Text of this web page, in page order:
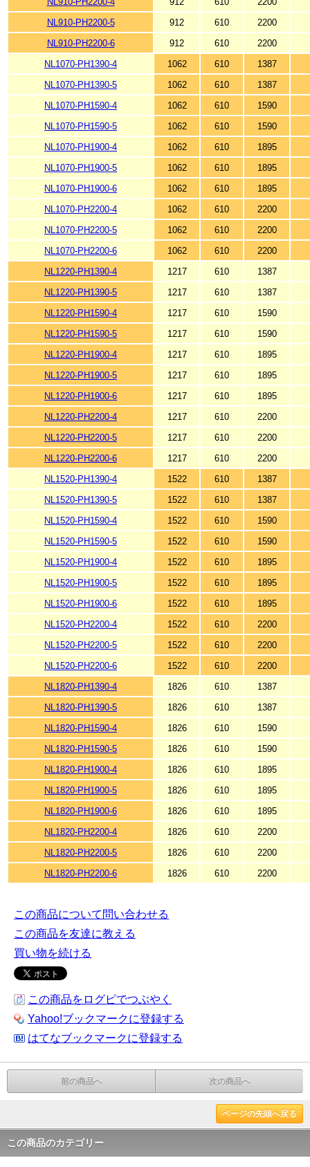
NL910-PH2200-5
912 610
2200
NL910-PH2200-6
912 610
2200
NL1070-PH1390-4
1062 610
1387
NL1070-PH1390-5
1062 610
1387
NL1070-PH1590-4
1062 610
1590
NL1070-PH1590-5
1062 610
1590
NL1070-PH1900-4
1062 610
1895
NL1070-PH1900-5
1062 610
1895
NL1070-PH1900-6
1062 610
1895
NL1070-PH2200-4
1062 610
2200
NL1070-PH2200-5
1062 610
2200
NL1070-PH2200-6
1062 610
2200
NL1220-PH1390-4
1217 610
1387
NL1220-PH1390-5
1217 610
1387
NL1220-PH1590-4
1217 610
1590
NL1220-PH1590-5
1217 610
1590
NL1220-PH1900-4
1217 610
1895
NL1220-PH1900-5
1217 610
1895
NL1220-PH1900-6
1217 610
1895
NL1220-PH2200-4
1217 610
2200
NL1220-PH2200-5
1217 610
2200
NL1220-PH2200-6
1217 610
2200
NL1520-PH1390-4
1522 610
1387
NL1520-PH1390-5
1522 610
1387
NL1520-PH1590-4
1522 610
1590
NL1520-PH1590-5
1522 610
1590
NL1520-PH1900-4
1522 610
1895
NL1520-PH1900-5
1522 610
1895
NL1520-PH1900-6
1522 610
1895
NL1520-PH2200-4
1522 610
2200
NL1520-PH2200-5
1522 610
2200
NL1520-PH2200-6
1522 610
2200
NL1820-PH1390-4
1826 610
1387
NL1820-PH1390-5
1826 610
1387
NL1820-PH1590-4
1826 610
1590
NL1820-PH1590-5
1826 610
1590
NL1820-PH1900-4
1826 610
1895
NL1820-PH1900-5
1826 610
1895
NL1820-PH1900-6
1826 610
1895
NL1820-PH2200-4
1826 610
2200
NL1820-PH2200-5
1826 610
2200
NL1820-PH2200-6
1826 610 2200
この商品について問い合わせる
この商品を友達に教える
買い物を続ける
この商品をログピでつぶやく
Yahoo!ブックマークに登録する
はてなブックマークに登録する
前の商品へ 次の商品へ
ページの先頭へ戻る
この商品のカテゴリー